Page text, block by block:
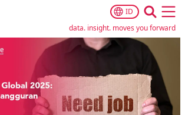
ID
data. insight. moves you forward